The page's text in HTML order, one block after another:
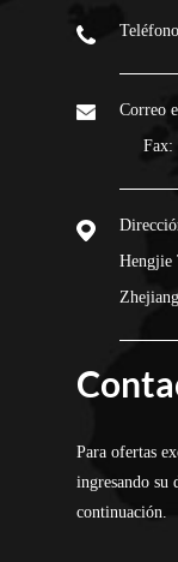
Correo
Fax:
Hengjie
Para ofertas
ingresando su
continuación.